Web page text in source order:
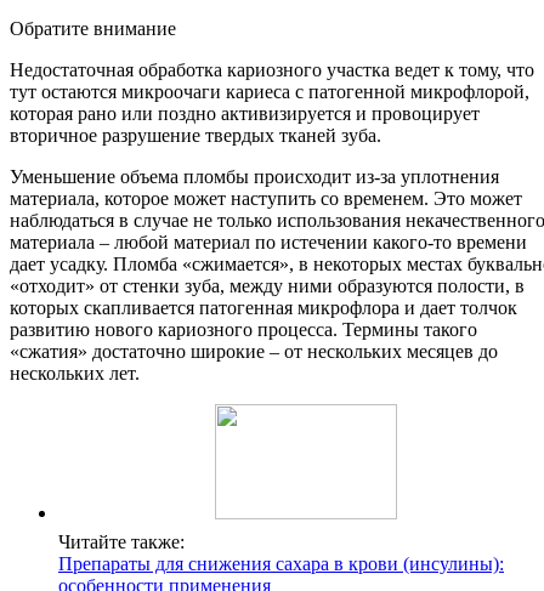
Обратите внимание
Недостаточная обработка кариозного участка ведет к тому, что
тут остаются микроочаги кариеса с патогенной микрофлорой,
которая рано или поздно активизируется и провоцирует
вторичное разрушение твердых тканей зуба.
Уменьшение объема пломбы происходит из-за уплотнения
материала, которое может наступить со временем. Это может
наблюдаться в случае не только использования некачественного
материала – любой материал по истечении какого-то времени
дает усадку. Пломба «сжимается», в некоторых местах
«отходит» от стенки зуба, между ними образуются полости, в
которых скапливается патогенная микрофлора и дает толчок
развитию нового кариозного процесса. Термины такого
«сжатия» достаточно широкие – от нескольких месяцев до
нескольких лет.
Читайте также:
Препараты для снижения сахара в крови (инсулины):
особенности применения